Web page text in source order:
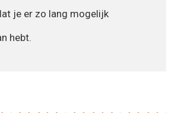
je er zo lang mogelijk
hebt.